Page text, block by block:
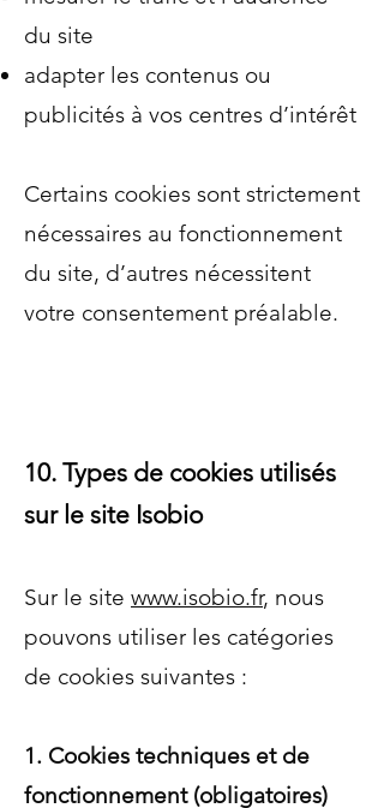
du site
adapter les contenus ou
publicités à vos centres d’intérêt
Certains cookies sont strictement
nécessaires au fonctionnement
du site, d’autres nécessitent
votre consentement préalable.
10. Types de cookies utilisés
sur le site Isobio
Sur le site www.isobio.fr, nous
pouvons utiliser les catégories
de cookies suivantes :
1. Cookies techniques et de
fonctionnement (obligatoires)